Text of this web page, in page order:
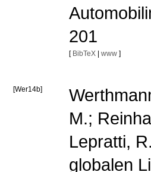
201
[ BibTeX| www ]
[Wer14b]
M.;
Lepratti,
globalen